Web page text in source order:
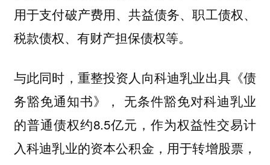
用于支付破产费用、共益债务、职工债权、
税款债权、有财产担保债权等。
与此同时，重整投资人向科迪乳业出具《债
务豁免通知书》， 无条件豁免对科迪乳业
的普通债权约8.5亿元，作为权益性交易计
入科迪乳业的资本公积金，用于转增股票，